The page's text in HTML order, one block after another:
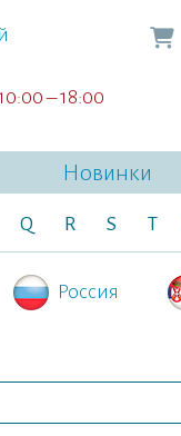
– 18:00
Новинки
Q R S T
Россия